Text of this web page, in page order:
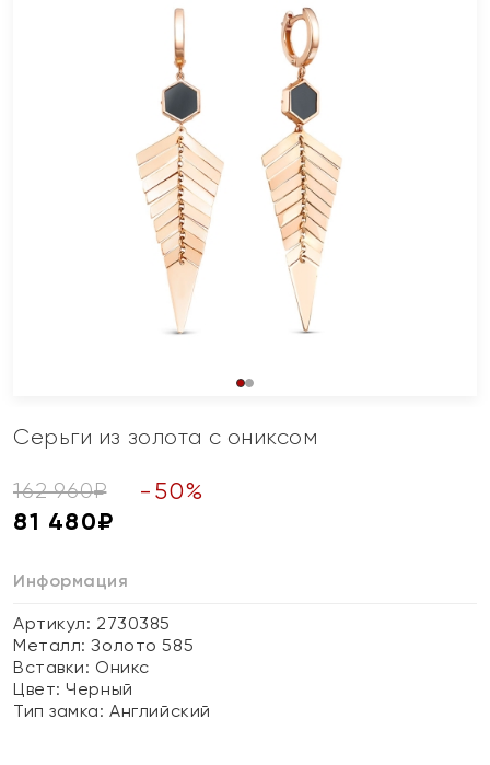
Серьги из золота с ониксом
162 960₽ - 50%
81 480₽
Информация
Артикул: 2730385
Металл:Золото 585
Вставки: Оникс
Цвет:Черный
Тип замка:Английский